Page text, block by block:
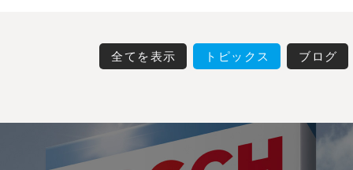
全てを表示 トピックス ブログ